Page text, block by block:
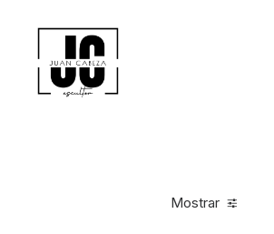
Mostrar